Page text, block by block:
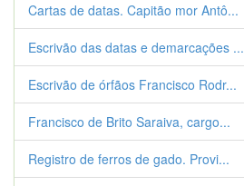
Cartas de datas. Capitão mor Antô...
Escrivão das datas e demarcações ...
Escrivão de órfãos Francisco Rodr...
Francisco de Brito Saraiva, cargo...
Registro de ferros de gado. Provi...